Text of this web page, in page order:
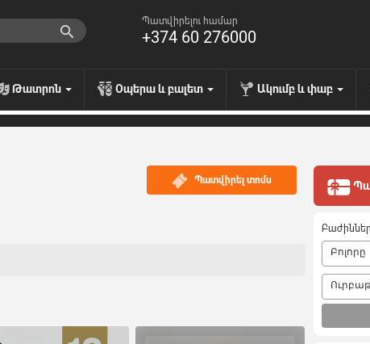
Պատվիրելու համար
+374 60 276000
Թատրոն Օպերա և բալետ Ակումբ և փաբ
Պատվիրել տոմս
Բաժիններ
Բոլորը